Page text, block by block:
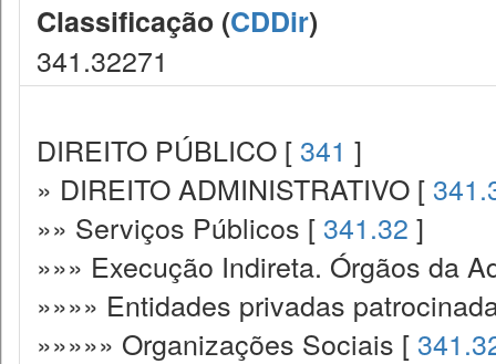
Classificação (CDDir)
341.32271
DIREITO PÚBLICO [ 341 ]
» DIREITO ADMINISTRATIVO [
»» Serviços Públicos [ 341.32 ]
»»» Execução Indireta. Órgãos da
»»»» Entidades privadas
»»»»» Organizações Sociais [